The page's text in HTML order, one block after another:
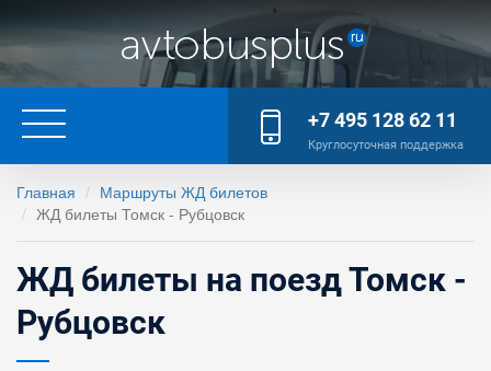
+7 495 128 62 11
Круглосуточная поддержка
Главная
Маршруты ЖД билетов
ЖД билеты Томск - Рубцовск
ЖД билеты на поезд Томск -
Рубцовск